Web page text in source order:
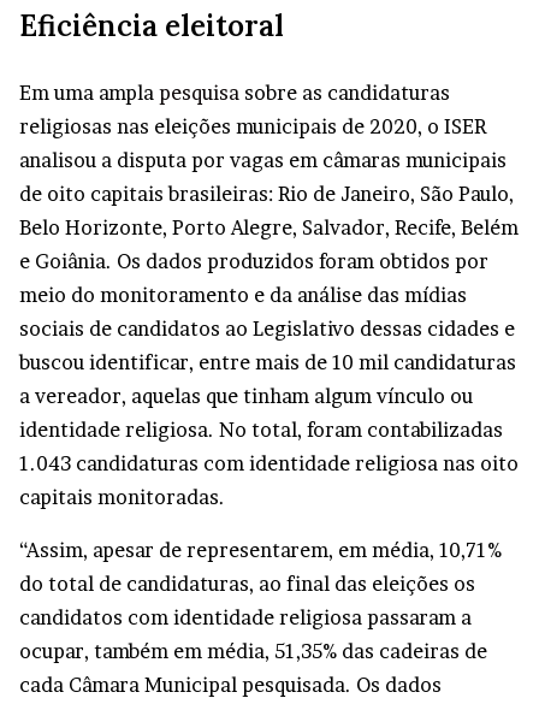
Eficiência eleitoral
Em uma ampla pesquisa sobre as candidaturas
religiosas nas eleições municipais de 2020, o ISER
analisou a disputa por vagas em câmaras municipais
de oito capitais brasileiras: Rio de Janeiro, São Paulo,
Belo Horizonte, Porto Alegre, Salvador, Recife, Belém
e Goiânia. Os dados produzidos foram obtidos por
meio do monitoramento e da análise das mídias
sociais de candidatos ao Legislativo dessas cidades e
buscou identificar, entre mais de 10 mil candidaturas
a vereador, aquelas que tinham algum vínculo ou
identidade religiosa. No total, foram contabilizadas
1.043 candidaturas com identidade religiosa nas oito
capitais monitoradas.
“Assim, apesar de representarem, em média, 10,71%
do total de candidaturas, ao final das eleições os
candidatos com identidade religiosa passaram a
ocupar, também em média, 51,35% das cadeiras de
cada Câmara Municipal pesquisada. Os dados